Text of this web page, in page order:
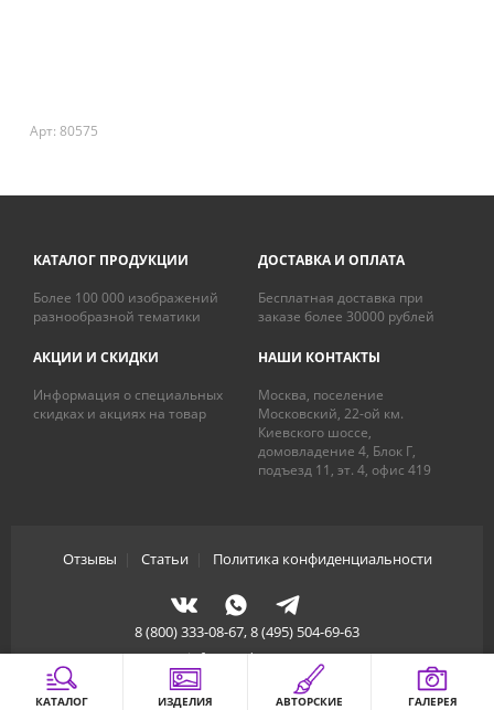
КАТАЛОГ ИЗДЕЛИЯ АВТОРСКИЕ ГАЛЕРЕЯ
Арт: 80575
КАТАЛОГ ПРОДУКЦИИ
Более 100 000 изображений
разнообразной тематики
ДОСТАВКА И ОПЛАТА
Бесплатная доставка при
заказе более 30000 рублей
АКЦИИ И СКИДКИ
Информация о специальных
скидках и акциях на товар
НАШИ КОНТАКТЫ
Москва, поселение
Московский, 22-ой км.
Киевского шоссе,
домовладение 4, Блок Г,
подъезд 11, эт. 4, офис 419
Отзывы Статьи| Политика конфиденциальности
8 (800) 333-08-67, 8 (495) 504-69-63
info@artdecory.ru